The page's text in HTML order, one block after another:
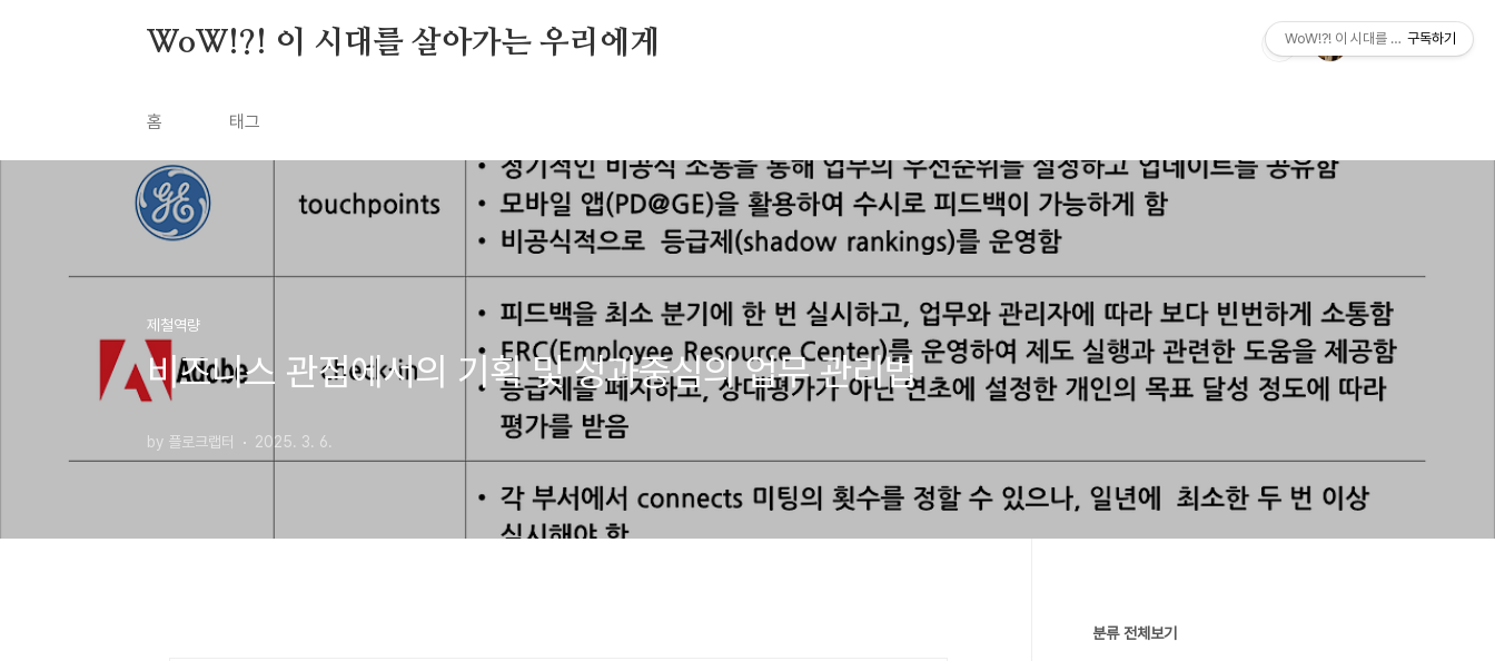
WoW!?! 이 시대를 살아가는 우리에게
홈 태그
제철역량
비즈니스 관점에서의 기획 및 성과중심의 업무 관리법
by 플로크랩터 2025. 3. 6.
분류 전체보기
WoW!?! 이 시대를 살아가는 우리에게
구독하기